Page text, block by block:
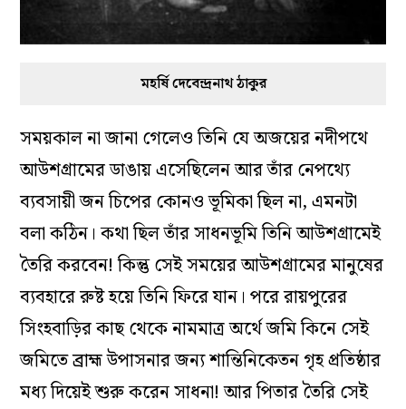
মহর্ষি দেবেন্দ্রনাথ ঠাকুর
সময়কাল না জানা গেলেও তিনি যে অজয়ের নদীপথে
আউশগ্রামের ডাঙায় এসেছিলেন আর তাঁর নেপথ্যে
ব্যবসায়ী জন চিপের কোনও ভূমিকা ছিল না, এমনটা
বলা কঠিন। কথা ছিল তাঁর সাধনভূমি তিনি আউশগ্রামেই
তৈরি করবেন! কিন্তু সেই সময়ের আউশগ্রামের মানুষের
ব্যবহারে রুষ্ট হয়ে তিনি ফিরে যান। পরে রায়পুরের
সিংহবাড়ির কাছ থেকে নামমাত্র অর্থে জমি কিনে সেই
জমিতে ব্রাহ্ম উপাসনার জন্য শান্তিনিকেতন গৃহ প্রতিষ্ঠার
মধ্য দিয়েই শুরু করেন সাধনা! আর পিতার তৈরি সেই